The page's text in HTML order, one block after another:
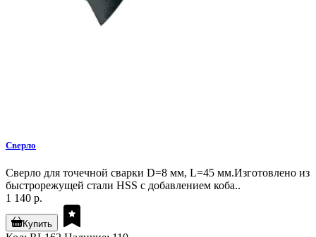
Сверло
Сверло для точечной сварки D=8 мм, L=45 мм.Изготовлено из
быстрорежущей стали HSS с добавлением коба..
1 140 р.
Купить